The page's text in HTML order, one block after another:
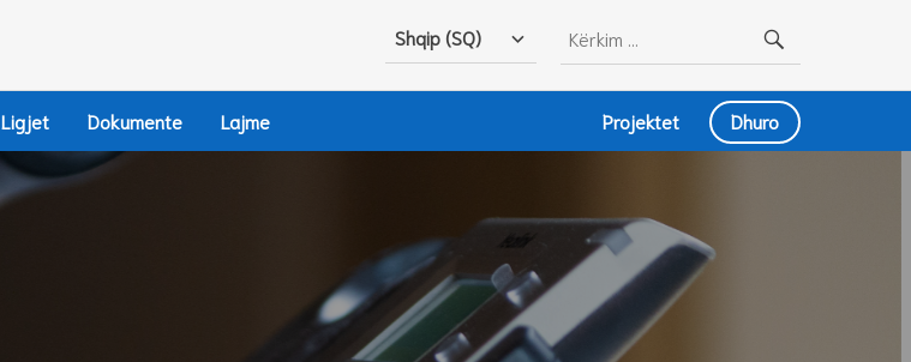
Kërko
për:
Shqip (SQ)
Ligjet Dokumente Lajme Projektet Dhuro